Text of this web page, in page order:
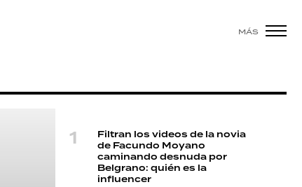
MÁS
Filtran los videos de la novia
de Facundo Moyano
caminando desnuda por
Belgrano: quién es la
influencer